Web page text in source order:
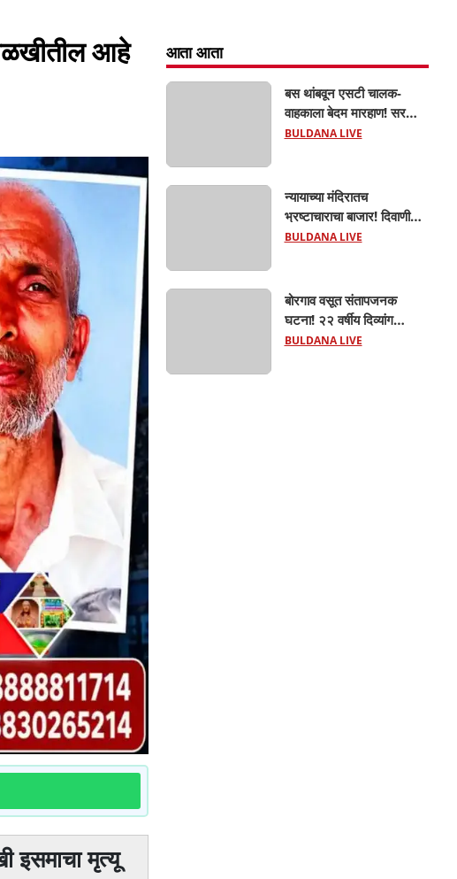
आहे
इसमाचा मृत्यू
आता आता
बस थांबवून एसटी चालक-
वाहकाला बेदम मारहाण! सरकारी
कामात अडथळा; प्रवाशांसमोर
क्षुल्लक कारणावरून संतापजनक
प्रकार;
BULDANA LIVE
न्यायाच्या मंदिरातच
भ्रष्टाचाराचा बाजार! दिवाणी
न्यायालयाचा बेलीफ १०
BULDANA LIVE
बोरगाव वसूत संतापजनक
घटना! २२ वर्षीय दिव्यांग
तरुणीवर लैंगिक अत्याचार;
BULDANA LIVE